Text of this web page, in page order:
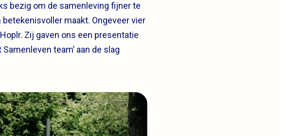
bezig om de samenleving fijner te
maakt. Ongeveer vier
Zij gaven ons een presentatie
team’ aan de slag